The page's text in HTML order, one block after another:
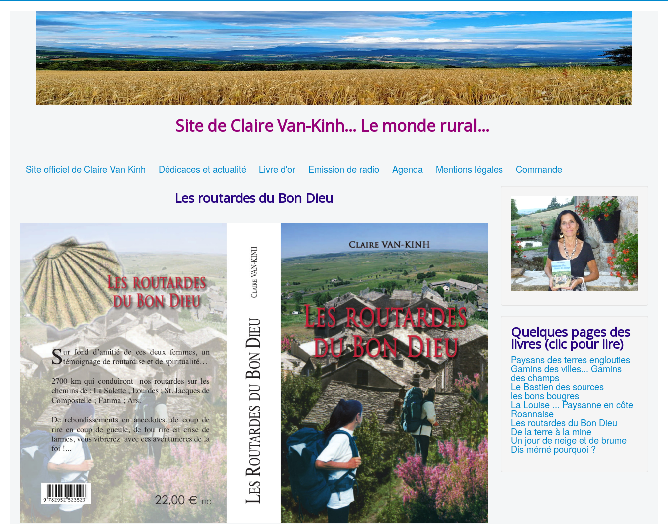
Site de Claire Van-Kinh... Le monde rural...
Site officiel de Claire Van Kinh Dédicaces et actualité Livre d'or Emission de radio Agenda Mentions légales Commande
Les routardes du Bon Dieu
Quelques pages des
livres (clic pour lire)
Paysans des terres englouties
Gamins des villes... Gamins
des champs
Le Bastien des sources
les bons bougres
La Louise ... Paysanne en côte
Roannaise
Les routardes du Bon Dieu
De la terre à la mine
Un jour de neige et de brume
Dis mémé pourquoi ?